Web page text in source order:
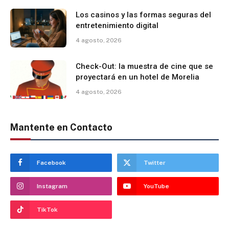
Los casinos y las formas seguras del
entretenimiento digital
4 agosto, 2026
Check-Out: la muestra de cine que se
proyectará en un hotel de Morelia
4 agosto, 2026
Mantente en Contacto
Facebook Twitter
Instagram YouTube
TikTok